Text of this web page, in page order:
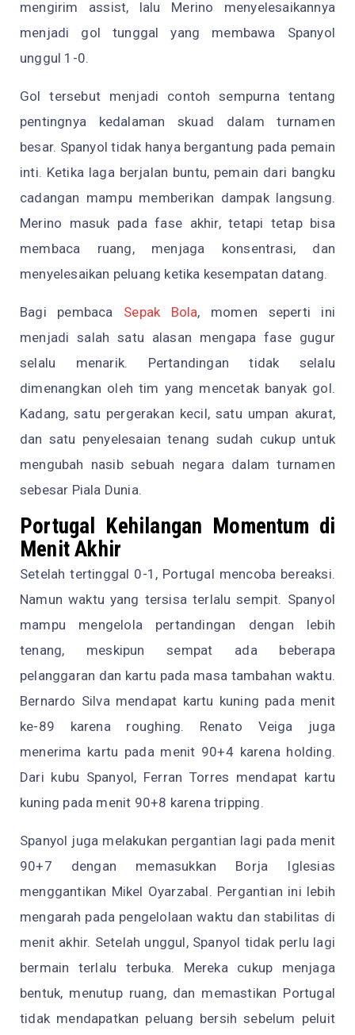
mengirim assist, lalu Merino menyelesaikannya
menjadi gol tunggal yang membawa Spanyol
unggul 1-0.
Gol tersebut menjadi contoh sempurna tentang
pentingnya kedalaman skuad dalam turnamen
besar. Spanyol tidak hanya bergantung pada pemain
inti. Ketika laga berjalan buntu, pemain dari bangku
cadangan mampu memberikan dampak langsung.
Merino masuk pada fase akhir, tetapi tetap bisa
membaca ruang, menjaga konsentrasi, dan
menyelesaikan peluang ketika kesempatan datang.
Bagi pembaca Sepak Bola, momen seperti ini
menjadi salah satu alasan mengapa fase gugur
selalu menarik. Pertandingan tidak selalu
dimenangkan oleh tim yang mencetak banyak gol.
Kadang, satu pergerakan kecil, satu umpan akurat,
dan satu penyelesaian tenang sudah cukup untuk
mengubah nasib sebuah negara dalam turnamen
sebesar Piala Dunia.
Portugal Kehilangan Momentum di
Menit Akhir
Setelah tertinggal 0-1, Portugal mencoba bereaksi.
Namun waktu yang tersisa terlalu sempit. Spanyol
mampu mengelola pertandingan dengan lebih
tenang, meskipun sempat ada beberapa
pelanggaran dan kartu pada masa tambahan waktu.
Bernardo Silva mendapat kartu kuning pada menit
ke-89 karena roughing. Renato Veiga juga
menerima kartu pada menit 90+4 karena holding.
Dari kubu Spanyol, Ferran Torres mendapat kartu
kuning pada menit 90+8 karena tripping.
Spanyol juga melakukan pergantian lagi pada menit
90+7 dengan memasukkan Borja Iglesias
menggantikan Mikel Oyarzabal. Pergantian ini lebih
mengarah pada pengelolaan waktu dan stabilitas di
menit akhir. Setelah unggul, Spanyol tidak perlu lagi
bermain terlalu terbuka. Mereka cukup menjaga
bentuk, menutup ruang, dan memastikan Portugal
tidak mendapatkan peluang bersih sebelum peluit